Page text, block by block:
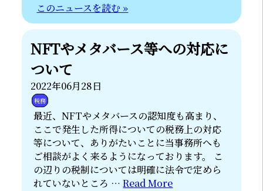
このニュースを読む »
NFTやメタバース等への対応に
ついて
2022年06月28日
税務
最近、NFTやメタバースの認知度も高まり、
ここで発生した所得についての税務上の対応
等について、ありがたいことに当事務所へも
ご相談がよく来るようになっております。 こ
の辺りの税制については明確に法令で定めら
れていないところ …Read More